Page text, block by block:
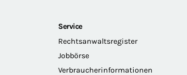
Service
Rechtsanwaltsregister
Jobbörse
Verbraucherinformationen